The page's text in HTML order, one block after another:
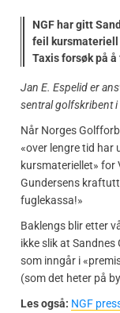
NGF har gitt
feil kursmateriell
Taxis forsøk på
Jan E. Espelid er
sentral golfskribent i
Når Norges
«over lengre tid har
kursmateriellet» for
Gundersens
fuglekassa!»
Baklengs blir etter
ikke slik at Sandnes
som inngår i
(som det heter på
Les også: NGF